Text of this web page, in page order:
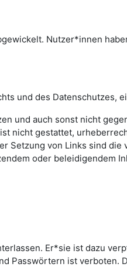
Nutzer*innen
und des Datenschutzes,
und auch sonst nicht
nicht gestattet,
Setzung von Links sind die
oder beleidigendem
Er*sie ist dazu
Passwörtern ist verboten.